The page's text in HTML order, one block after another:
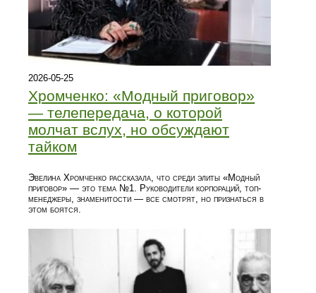
2026-05-25
Хромченко: «Модный приговор»
— телепередача, о которой
молчат вслух, но обсуждают
тайком
Эвелина Хромченко рассказала, что среди элиты «Модный
приговор» — это тема №1. Руководители корпораций, топ-
менеджеры, знаменитости — все смотрят, но признаться в
этом боятся.